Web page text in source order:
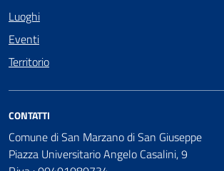
Luoghi
Eventi
Territorio
CONTATTI
Comune di San Marzano di San Giuseppe
Piazza Universitario Angelo Casalini, 9